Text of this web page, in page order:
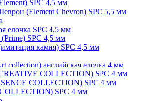
SPC 4,5 мм
(Element Chevron) SPC 5,5 мм
елочка SPC 4,5 мм
SPC 4,5 мм
камня) SPC 4,5 мм
collection) английская елочка 4 мм
COLLECTION) SPC 4 мм
COLLECTION) SPC 4 мм
SPC 4 мм